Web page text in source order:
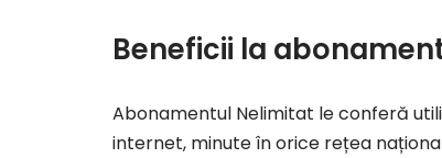
Beneficii la
Abonamentul Nelimitat le conferă
internet, minute în orice rețea